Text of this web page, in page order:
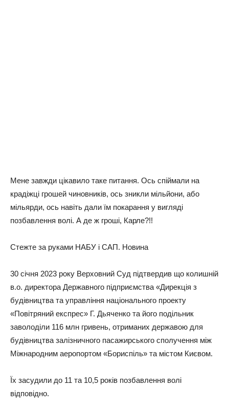
Мене завжди цікавило таке питання. Ось спіймали на
крадіжці грошей чиновників, ось зникли мільйони, або
мільярди, ось навіть дали їм покарання у вигляді
позбавлення волі. А де ж гроші, Карле?!!
Стежте за руками НАБУ і САП. Новина
30 січня 2023 року Верховний Суд підтвердив що колишній
в.о. директора Державного підприємства «Дирекція з
будівництва та управління національного проекту
«Повітряний експрес» Г. Дьяченко та його подільник
заволоділи 116 млн гривень, отриманих державою для
будівництва залізничного пасажирського сполучення між
Міжнародним аеропортом «Бориспіль» та містом Києвом.
Їх засудили до 11 та 10,5 років позбавлення волі
відповідно.